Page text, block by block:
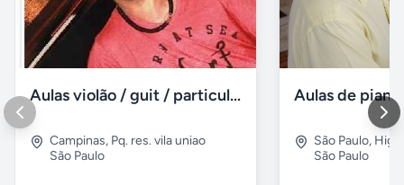
Aulas violão / guit / particular
Campinas, Pq. res. vila uniao
São Paulo
São Paulo,
São Paulo